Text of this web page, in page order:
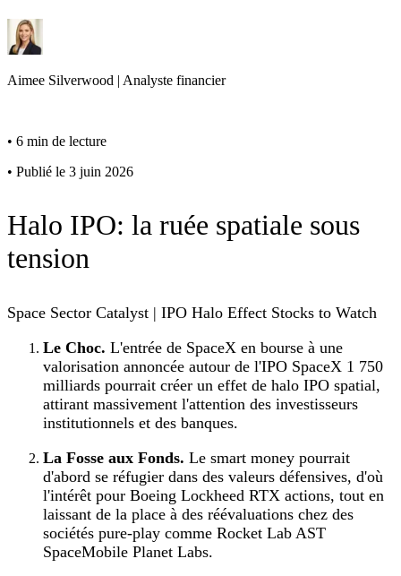
Aimee Silverwood | Analyste financier
• 6 min de lecture
• Publié le 3 juin 2026
Halo IPO: la ruée spatiale sous
tension
Space Sector Catalyst | IPO Halo Effect Stocks to Watch
Le Choc. L'entrée de SpaceX en bourse à une
valorisation annoncée autour de l'IPO SpaceX 1 750
milliards pourrait créer un effet de halo IPO spatial,
attirant massivement l'attention des investisseurs
institutionnels et des banques.
La Fosse aux Fonds. Le smart money pourrait
d'abord se réfugier dans des valeurs défensives, d'où
l'intérêt pour Boeing Lockheed RTX actions, tout en
laissant de la place à des réévaluations chez des
sociétés pure‑play comme Rocket Lab AST
SpaceMobile Planet Labs.